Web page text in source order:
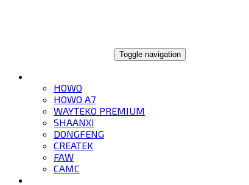
Toggle navigation
HOWO
HOWO A7
WAYTEKO PREMIUM
SHAANXI
DONGFENG
CREATEK
FAW
CAMC